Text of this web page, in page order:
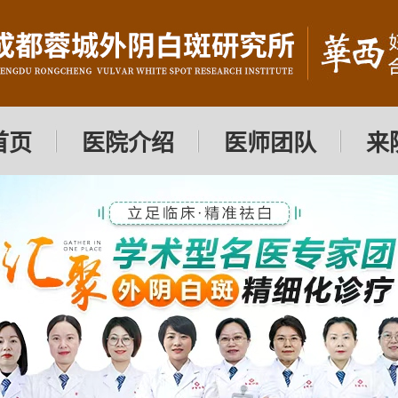
页 医院介绍 医师团队 来